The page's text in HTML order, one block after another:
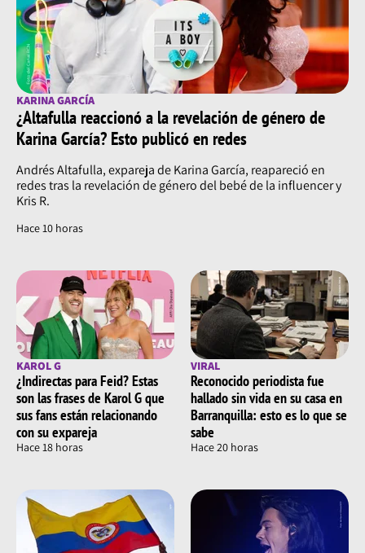
KARINA GARCÍA
¿Altafulla reaccionó a la revelación de género de
Karina García? Esto publicó en redes
Andrés Altafulla, expareja de Karina García, reapareció en
redes tras la revelación de género del bebé de la influencer y
Kris R.
Hace 10 horas
KAROL G
¿Indirectas para Feid? Estas
son las frases de Karol G que
sus fans están relacionando
con su expareja
Hace 18 horas
VIRAL
Reconocido periodista fue
hallado sin vida en su casa en
Barranquilla: esto es lo que se
sabe
Hace 20 horas